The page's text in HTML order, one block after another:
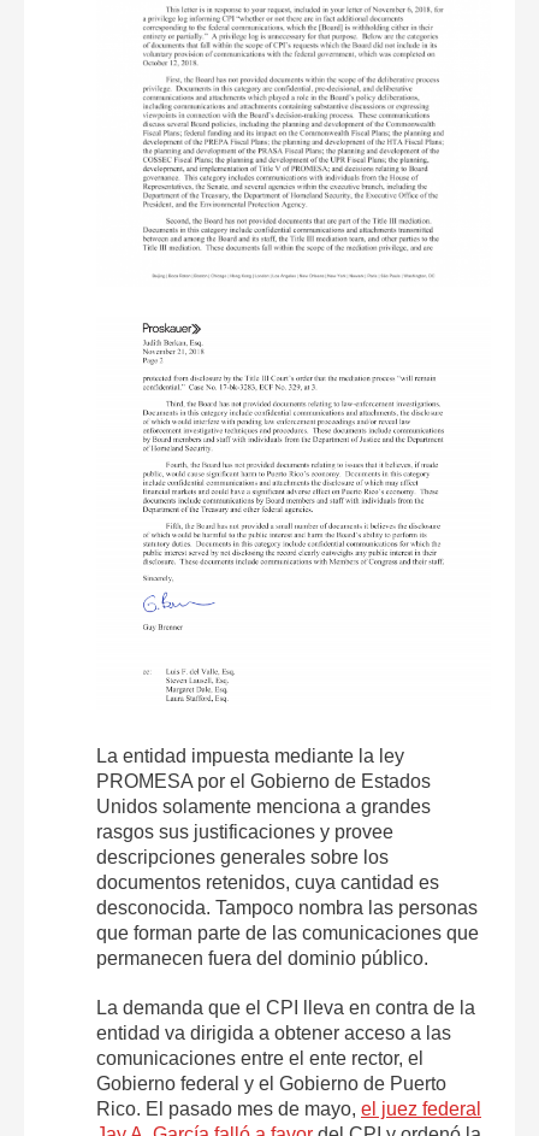
La entidad impuesta mediante la ley
PROMESA por el Gobierno de Estados
Unidos solamente menciona a grandes
rasgos sus justificaciones y provee
descripciones generales sobre los
documentos retenidos, cuya cantidad es
desconocida. Tampoco nombra las personas
que forman parte de las comunicaciones que
permanecen fuera del dominio público.
La demanda que el CPI lleva en contra de la
entidad va dirigida a obtener acceso a las
comunicaciones entre el ente rector, el
Gobierno federal y el Gobierno de Puerto
Rico. El pasado mes de mayo, el juez federal